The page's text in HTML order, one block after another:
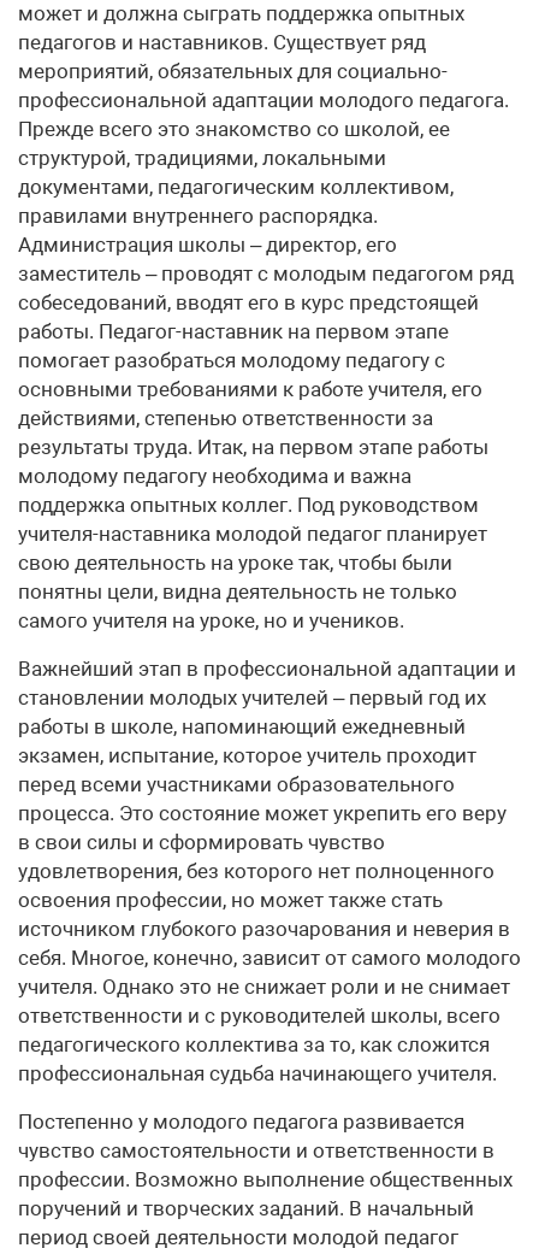
может и должна сыграть поддержка опытных
педагогов и наставников. Существует ряд
мероприятий, обязательных для социально-
профессиональной адаптации молодого педагога.
Прежде всего это знакомство со школой, ее
структурой, традициями, локальными
документами, педагогическим коллективом,
правилами внутреннего распорядка.
Администрация школы – директор, его
заместитель – проводят с молодым педагогом ряд
собеседований, вводят его в курс предстоящей
работы. Педагог-наставник на первом этапе
помогает разобраться молодому педагогу с
основными требованиями к работе учителя, его
действиями, степенью ответственности за
результаты труда. Итак, на первом этапе работы
молодому педагогу необходима и важна
поддержка опытных коллег. Под руководством
учителя-наставника молодой педагог планирует
свою деятельность на уроке так, чтобы были
понятны цели, видна деятельность не только
самого учителя на уроке, но и учеников.
Важнейший этап в профессиональной адаптации и
становлении молодых учителей – первый год их
работы в школе, напоминающий ежедневный
экзамен, испытание, которое учитель проходит
перед всеми участниками образовательного
процесса. Это состояние может укрепить его веру
в свои силы и сформировать чувство
удовлетворения, без которого нет полноценного
освоения профессии, но может также стать
источником глубокого разочарования и неверия в
себя. Многое, конечно, зависит от самого молодого
учителя. Однако это не снижает роли и не снимает
ответственности и с руководителей школы, всего
педагогического коллектива за то, как сложится
профессиональная судьба начинающего учителя.
Постепенно у молодого педагога развивается
чувство самостоятельности и ответственности в
профессии. Возможно выполнение общественных
поручений и творческих заданий. В начальный
период своей деятельности молодой педагог